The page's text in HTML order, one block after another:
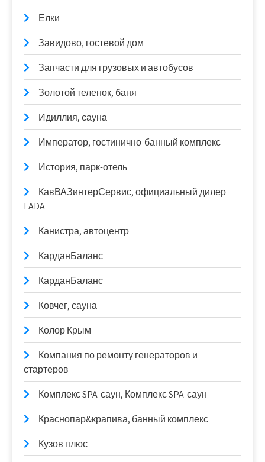
Елки
Завидово, гостевой дом
Запчасти для грузовых и автобусов
Золотой теленок, баня
Идиллия, сауна
Император, гостинично-банный комплекс
История, парк-отель
КавВАЗинтерСервис, официальный дилер
LADA
Канистра, автоцентр
КарданБаланс
КарданБаланс
Ковчег, сауна
Колор Крым
Компания по ремонту генераторов и
стартеров
Комплекс SPA-саун, Комплекс SPA-саун
Краснопар&крапива, банный комплекс
Кузов плюс